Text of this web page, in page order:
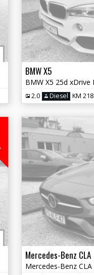
BMW X5
2.0 Diesel KM 218
Mercedes-Benz CLA